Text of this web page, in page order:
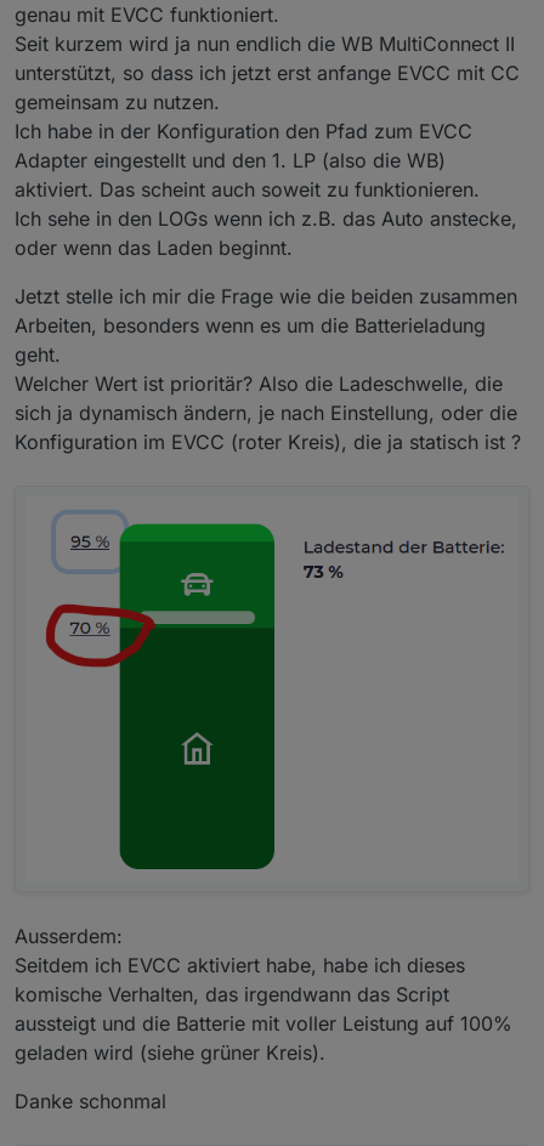
genau mit EVCC funktioniert.
Seit kurzem wird ja nun endlich die WB MultiConnect II
unterstützt, so dass ich jetzt erst anfange EVCC mit CC
gemeinsam zu nutzen.
Ich habe in der Konfiguration den Pfad zum EVCC
Adapter eingestellt und den 1. LP (also die WB)
aktiviert. Das scheint auch soweit zu funktionieren.
Ich sehe in den LOGs wenn ich z.B. das Auto anstecke,
oder wenn das Laden beginnt.
Jetzt stelle ich mir die Frage wie die beiden zusammen
Arbeiten, besonders wenn es um die Batterieladung
geht.
Welcher Wert ist prioritär? Also die Ladeschwelle, die
sich ja dynamisch ändern, je nach Einstellung, oder die
Konfiguration im EVCC (roter Kreis), die ja statisch ist ?
Ausserdem:
Seitdem ich EVCC aktiviert habe, habe ich dieses
komische Verhalten, das irgendwann das Script
aussteigt und die Batterie mit voller Leistung auf 100%
geladen wird (siehe grüner Kreis).
Danke schonmal